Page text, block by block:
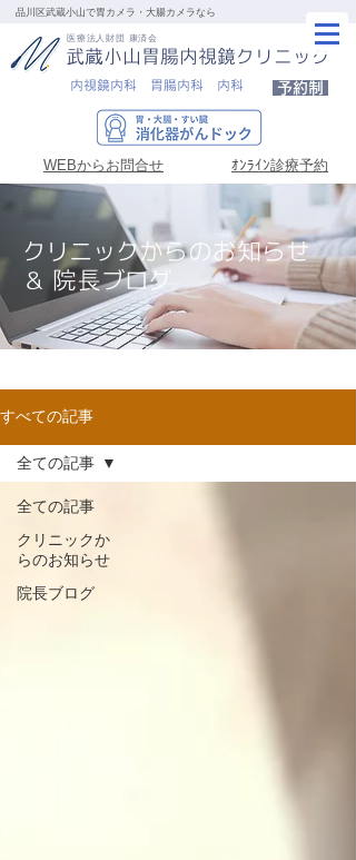
品川区武蔵小山で胃カメラ・大腸カメラなら
医療法人財団 康済会
武蔵小山胃腸内視鏡クリニック
内視鏡内科 胃腸内科 内科 予約制
WEBからお問合せ ｵﾝﾗｲﾝ診療予約
クリニックからのお知らせ
＆ 院長ブログ
すべての記事
全ての記事
クリニックか
らのお知らせ
院長ブログ
全ての記事